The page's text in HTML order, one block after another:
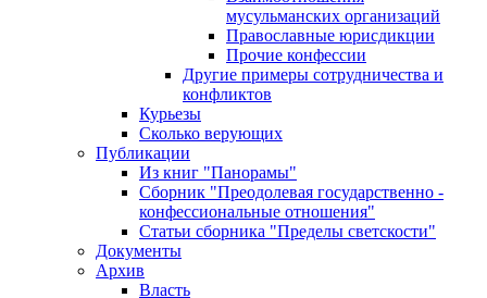
мусульманских организаций
Православные юрисдикции
Прочие конфессии
Другие примеры сотрудничества и
конфликтов
Курьезы
Сколько верующих
Публикации
Из книг "Панорамы"
Сборник "Преодолевая государственно -
конфессиональные отношения"
Статьи сборника "Пределы светскости"
Документы
Архив
Власть